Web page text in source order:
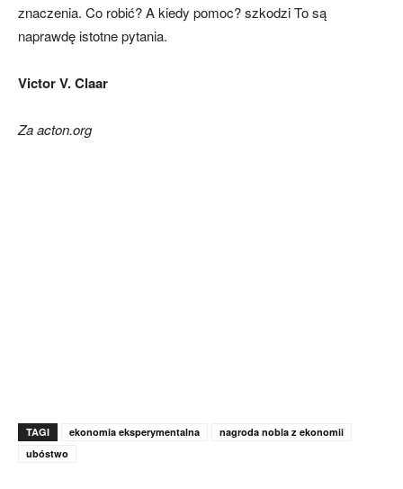
znaczenia. Co robić? A kiedy pomoc? szkodzi To są
naprawdę istotne pytania.
Victor V. Claar
Za acton.org
TAGI ekonomia eksperymentalna
nagroda nobla z ekonomii
ubóstwo